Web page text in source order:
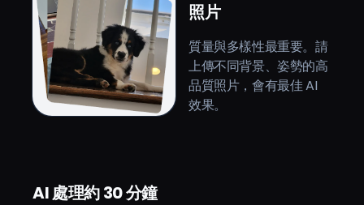
照片
質量與多樣性最重要。請
上傳不同背景、姿勢的高
品質照片，會有最佳 AI
效果。
AI 處理約 30 分鐘